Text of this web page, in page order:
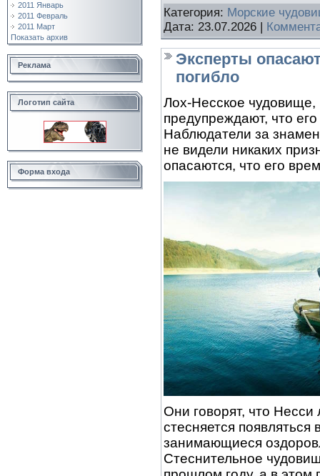
2011 Январь
2011 Февраль
2011 Март
Показать архив
Реклама
Логотип сайта
Форма входа
Категория: Морские
Дата: 23.07.2026 |
Эксперты
погибло
Лох-Несское
предупреждают, что
Наблюдатели за
не видели никаких
опасаются, что его
Они говорят, что
стесняется
занимающиеся
Стеснительное